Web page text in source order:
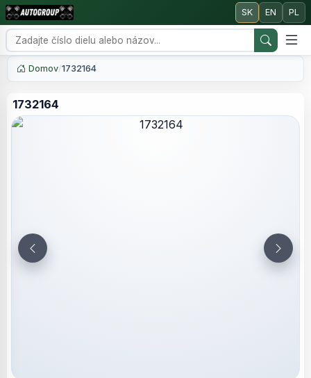
SK EN PL
Domov/1732164
1732164